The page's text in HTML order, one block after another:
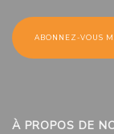
À PROPOS DE